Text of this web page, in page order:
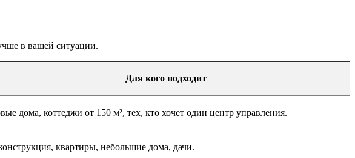
в вашей ситуации.
Для кого подходит
дома, коттеджи от 150 м², тех, кто хочет один центр управления.
квартиры, небольшие дома, дачи.